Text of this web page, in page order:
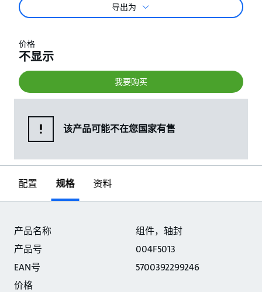
导出为
价格
不显示
我要购买
该产品可能不在您国家有售
配置 规格 资料
产品名称
组件，轴封
产品号
004F5013
EAN号
5700392299246
价格